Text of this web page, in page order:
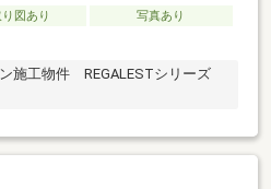
図あり
写真あり
施工物件 REGALESTシリーズ